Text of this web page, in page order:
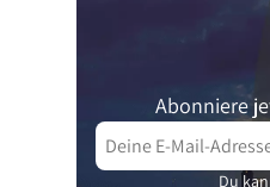
Abonniere
Du